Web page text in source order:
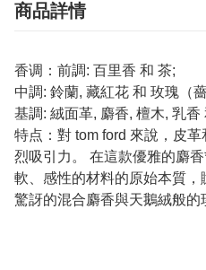
商品詳情
香调：前調: 百里香 和 茶;
中調: 鈴蘭, 藏紅花 和 玫瑰（
基調: 絨面革, 麝香, 檀木, 乳香
特点：對 tom ford 來說，皮
烈吸引力。 在這款優雅的麝
軟、感性的材料的原始本質，
驚訝的混合麝香與天鵝絨般的